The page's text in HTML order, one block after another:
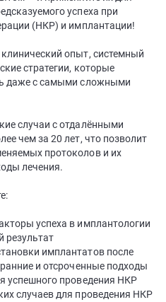
успеха при
(НКР) и имплантации!
опыт, системный
стратегии, которые
даже с самыми сложными
случаи с отдалёнными
чем за 20 лет, что позволит
протоколов и их
лечения.
успеха в имплантологии
результат
имплантатов после
и отсроченные подходы
успешного проведения НКР
случаев для проведения НКР